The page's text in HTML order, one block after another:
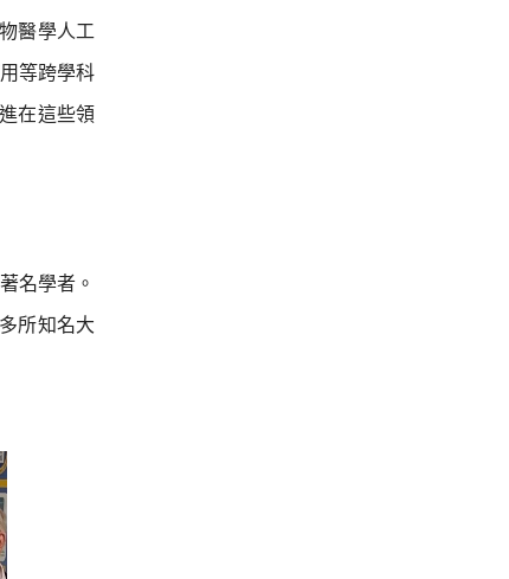
醫學人工
等跨學科
在這些領
名學者。
所知名大